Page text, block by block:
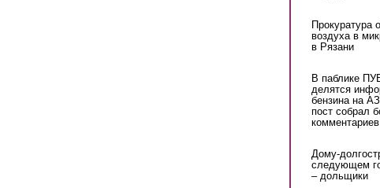
Прокуратура
воздуха в
в Рязани
В паблике
делятся
бензина на
пост собрал
комментариев
Дому-
следующем
– дольщики